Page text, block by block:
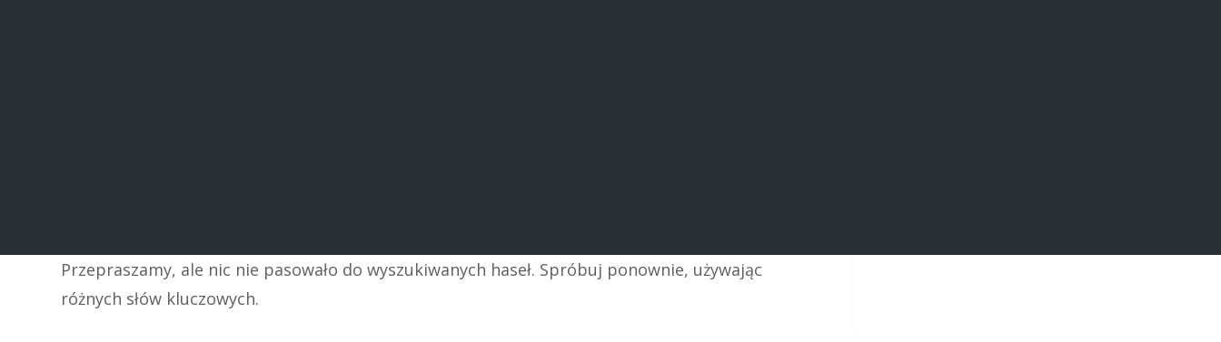
Przepraszamy, ale nic nie pasowało do wyszukiwanych haseł. Spróbuj ponownie, używając
różnych słów kluczowych.